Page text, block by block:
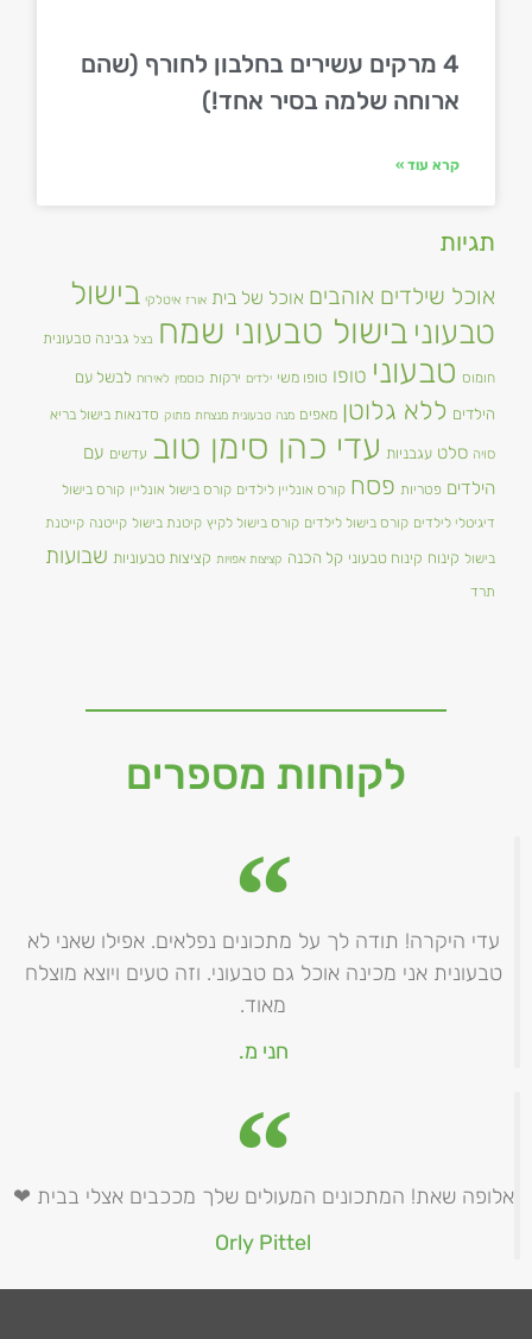
4 מרקים עשירים בחלבון לחורף (שהם
ארוחה שלמה בסיר אחד!)
קרא עוד »
תגיות
אוכל שילדים אוהבים אוכל של בית אורז איטלקי בישול
טבעוני בישול טבעוני שמח בצל גבינה טבעונית
חומוס טבעוני טופו טופו משי ילדים ירקות כוסמין לאירוח לבשל עם
הילדים ללא גלוטן מאפים מנה טבעונית מנצחת מתוק סדנאות בישול בריא
סויה סלט עגבניות עדי כהן סימן טוב עדשים עם
הילדים פטריות פסח קורס אונליין לילדים קורס בישול אונליין קורס בישול
דיגיטלי לילדים קורס בישול לילדים קורס בישול לקיץ קיטנת בישול קייטנה קייטנת
בישול קינוח קינוח טבעוני קל הכנה קציצות אפויות קציצות טבעוניות שבועות
תרד
לקוחות מספרים
עדי היקרה! תודה לך על מתכונים נפלאים. אפילו שאני לא
טבעונית אני מכינה אוכל גם טבעוני. וזה טעים ויוצא מוצלח
מאוד.
חני מ.
אלופה שאת! המתכונים המעולים שלך מככבים אצלי בבית ❤
Orly Pittel